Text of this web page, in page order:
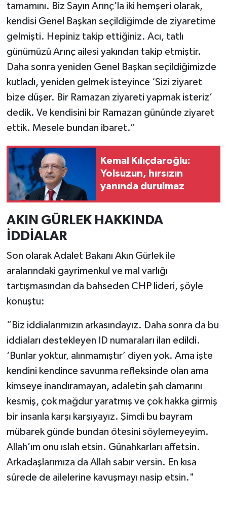
tamamını. Biz Sayın Arınç’la iki hemşeri olarak,
kendisi Genel Başkan seçildiğimde de ziyaretime
gelmişti. Hepiniz takip ettiğiniz. Acı, tatlı
günümüzü Arınç ailesi yakından takip etmiştir.
Daha sonra yeniden Genel Başkan seçildiğimizde
kutladı, yeniden gelmek isteyince ‘Sizi ziyaret
bize düşer. Bir Ramazan ziyareti yapmak isteriz’
dedik. Ve kendisini bir Ramazan gününde ziyaret
ettik. Mesele bundan ibaret.”
Kemal Kılıçdaroğlu:
Yolsuzun, hırsızın
yanında durulmaz
AKIN GÜRLEK HAKKINDA
İDDİALAR
Son olarak Adalet Bakanı Akın Gürlek ile
aralarındaki gayrimenkul ve mal varlığı
tartışmasından da bahseden CHP lideri, şöyle
konuştu:
“Biz iddialarımızın arkasındayız. Daha sonra da bu
iddiaları destekleyen ID numaraları ilan edildi.
‘Bunlar yoktur, alınmamıştır’ diyen yok. Ama işte
kendini kendince savunma refleksinde olan ama
kimseye inandıramayan, adaletin şah damarını
kesmiş, çok mağdur yaratmış ve çok hakka girmiş
bir insanla karşı karşıyayız. Şimdi bu bayram
mübarek günde bundan ötesini söylemeyeyim.
Allah’ım onu ıslah etsin. Günahkarları affetsin.
Arkadaşlarımıza da Allah sabır versin. En kısa
sürede de ailelerine kavuşmayı nasip etsin."